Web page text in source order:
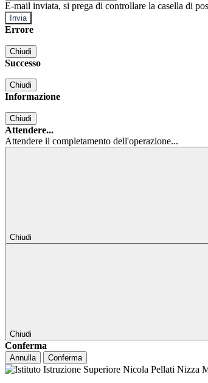
E-mail inviata, si prega di controllare la casella di
Errore
Chiudi
Successo
Chiudi
Informazione
Chiudi
Attendere...
Attendere il completamento dell'operazione...
Chiudi
Chiudi
Conferma
Annulla Conferma